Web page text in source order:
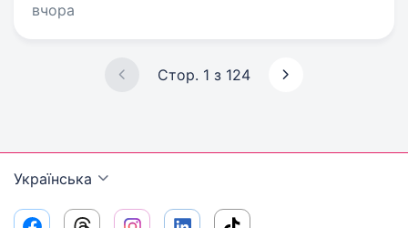
вчора
Стор. 1 з 124
Українська